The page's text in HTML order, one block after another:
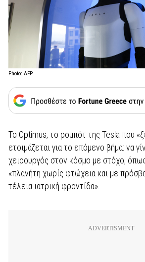
Photo: AFP
Το Optimus, το ρομπότ της Tesla που
ετοιμάζεται για το επόμενο βήμα: να
χειρουργός στον κόσμο με στόχο,
«πλανήτη χωρίς φτώχεια και με
τέλεια ιατρική φροντίδα».